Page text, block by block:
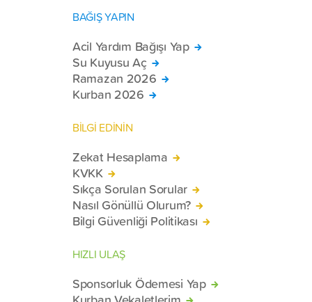
BAĞIŞ YAPIN
Acil Yardım Bağışı Yap
Su Kuyusu Aç
Ramazan 2026
Kurban 2026
BİLGİ EDİNİN
Zekat Hesaplama
KVKK
Sıkça Sorulan Sorular
Nasıl Gönüllü Olurum?
Bilgi Güvenliği Politikası
HIZLI ULAŞ
Sponsorluk Ödemesi Yap